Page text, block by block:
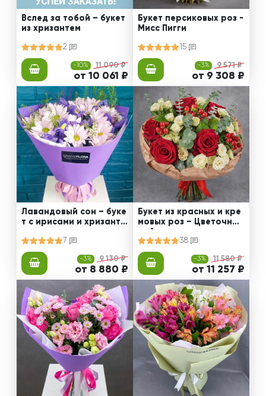
Вслед за тобой – букет
из хризантем
2
-10% 11 090 ₽
от 10 061 ₽
Букет персиковых роз -
Мисс Пигги
15
-3% 9 571 ₽
от 9 308 ₽
Лавандовый сон – буке
т с ирисами и хризанте
7
-3% 9 130 ₽
от 8 880 ₽
Букет из красных и кре
мовых роз – Цветочный
38
-3% 11 580 ₽
от 11 257 ₽